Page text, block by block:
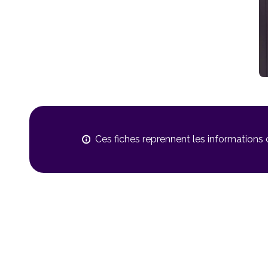
Ces fiches reprennent les